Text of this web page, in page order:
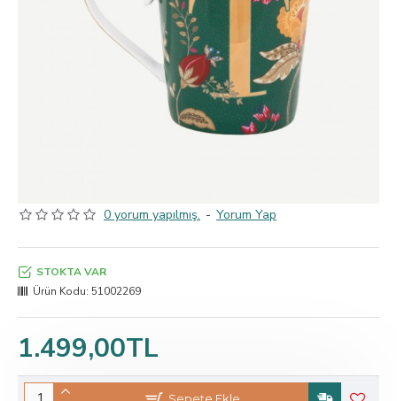
0 yorum yapılmış. - Yorum Yap
1.499,00TL
STOKTA VAR
Ürün Kodu: 51002269
Sepete Ekle